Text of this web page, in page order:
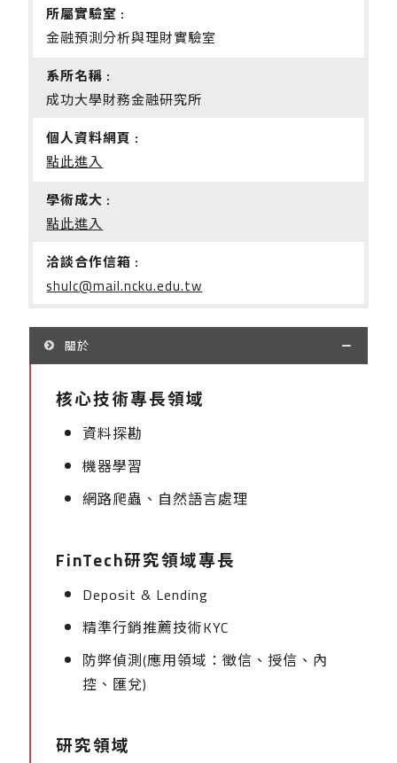
所屬實驗室 :
金融預測分析與理財實驗室
系所名稱 :
成功大學財務金融研究所
個人資料網頁 :
點此進入
學術成大 :
點此進入
洽談合作信箱 :
shulc@mail.ncku.edu.tw
關於
核心技術專長領域
資料探勘
機器學習
網路爬蟲、自然語言處理
FinTech研究領域專長
Deposit & Lending
精準行銷推薦技術KYC
防弊偵測(應用領域：徵信、授信、內
控、匯兌)
研究領域